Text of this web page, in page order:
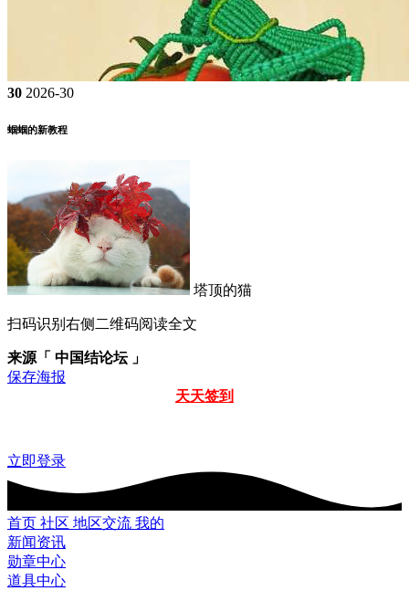
30 2026-30
蝈蝈的新教程
塔顶的猫
扫码识别右侧二维码阅读全文
来源「 中国结论坛 」
保存海报
天天签到
立即登录
首页 社区 地区交流 我的
新闻资讯
勋章中心
道具中心